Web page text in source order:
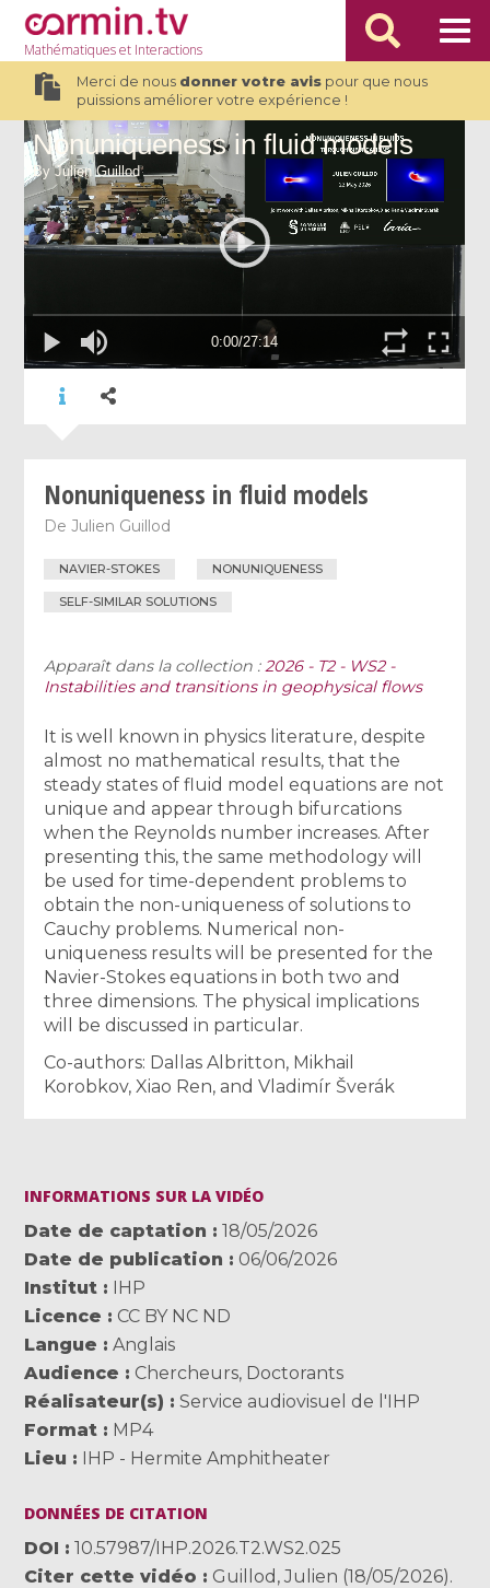
Mathématiqueset Interactions
Merci de nous donner votre avispour que nous
puissions améliorer votre expérience !
Nonuniqueness in fluid models
DeJulien Guillod
NAVIER-STOKES NONUNIQUENESS
SELF-SIMILAR SOLUTIONS
Apparaît dans la collection :2026 - T2 - WS2 -
Instabilities and transitions in geophysical flows
It is well known in physics literature, despite
almost no mathematical results, that the
steady states of fluid model equations are not
unique and appear through bifurcations
when the Reynolds number increases. After
presenting this, the same methodology will
be used for time-dependent problems to
obtain the non-uniqueness of solutions to
Cauchy problems. Numerical non-
uniqueness results will be presented for the
Navier-Stokes equations in both two and
three dimensions. The physical implications
will be discussed in particular.
Co-authors: Dallas Albritton, Mikhail
Korobkov, Xiao Ren, and Vladimír Šverák
INFORMATIONS SUR LA VIDÉO
Date de captation
18/05/2026
Date de publication
06/06/2026
Institut
IHP
Licence
CC BY NC ND
Langue
Anglais
Audience
Chercheurs, Doctorants
Réalisateur(s)
Service audiovisuel de l'IHP
Format
MP4
Lieu
IHP - Hermite Amphitheater
DONNÉES DE CITATION
DOI
10.57987/IHP.2026.T2.WS2.025
Citer cette vidéo
Guillod, Julien (18/05/2026).